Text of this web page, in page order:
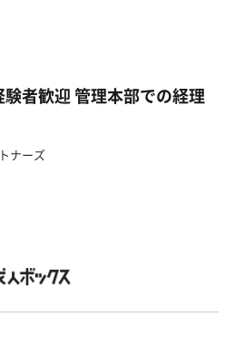
者歓迎 管理本部での経理
ナーズ